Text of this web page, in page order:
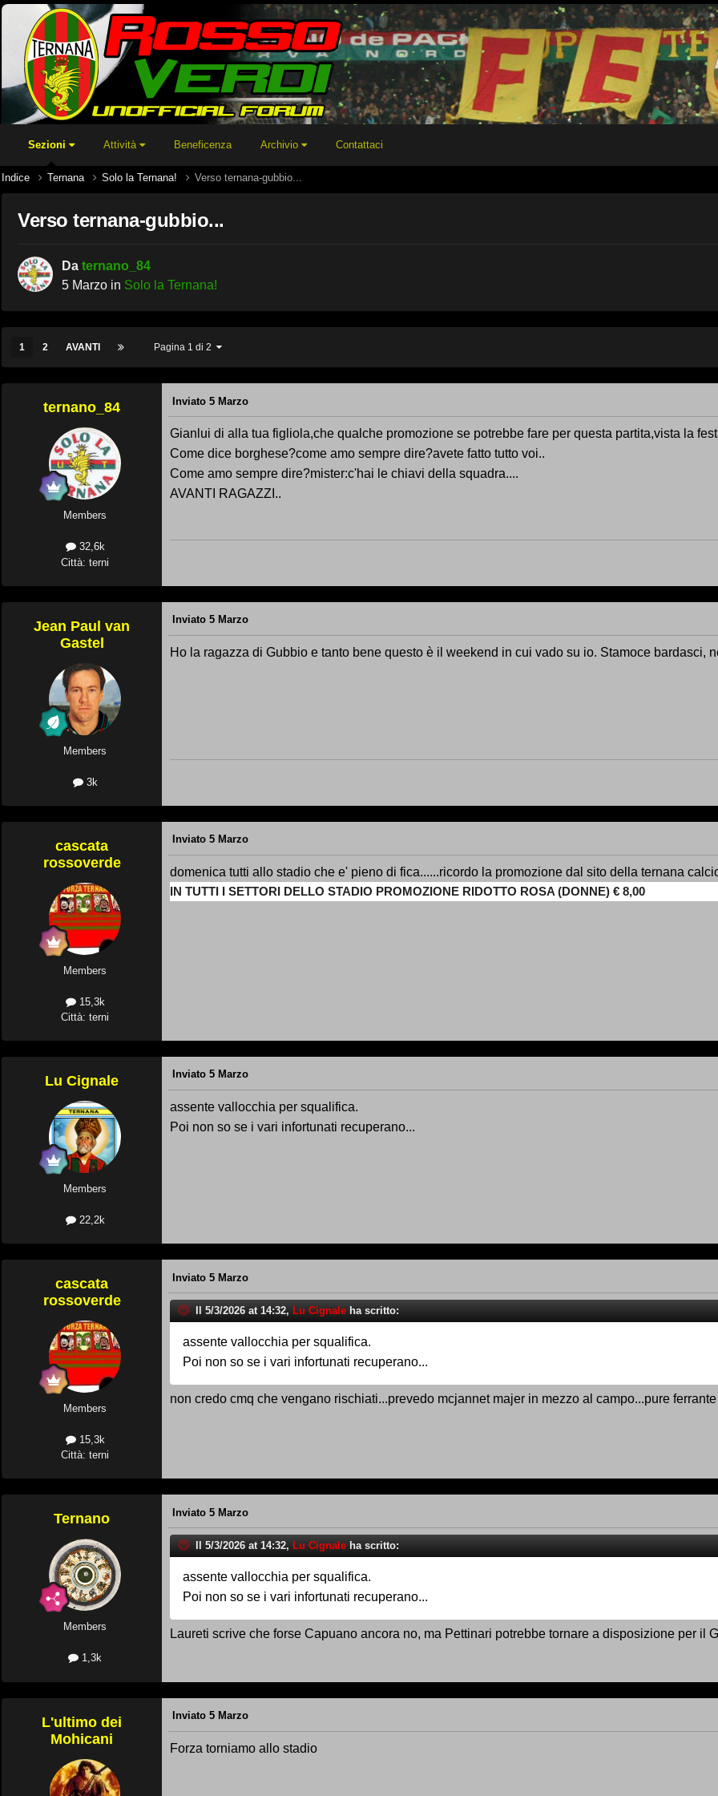
Sezioni Attività Beneficenza Archivio Contattaci
Indice Ternana Solo la Ternana! Verso ternana-gubbio...
Verso ternana-gubbio...
Da ternano_84
5 Marzo in Solo la Ternana!
1 2 AVANTI Pagina 1 di 2
ternano_84
Members
32,6k
Città: terni
Inviato 5 Marzo
Gianlui di alla tua figliola,che qualche promozione se potrebbe fare per questa partita,vista la
Come dice borghese?come amo sempre dire?avete fatto tutto voi..
Come amo sempre dire?mister:c'hai le chiavi della squadra....
AVANTI RAGAZZI..
Jean Paul van
Gastel
Members
3k
Inviato 5 Marzo
Ho la ragazza di Gubbio e tanto bene questo è il weekend in cui vado su io. Stamoce bardasci,
cascata
rossoverde
Members
15,3k
Città: terni
Inviato 5 Marzo
domenica tutti allo stadio che e' pieno di fica......ricordo la promozione dal sito della ternana
IN TUTTI I SETTORI DELLO STADIO PROMOZIONE RIDOTTO ROSA (DONNE) € 8,00
Lu Cignale
Members
22,2k
Inviato 5 Marzo
assente vallocchia per squalifica.
Poi non so se i vari infortunati recuperano...
cascata
rossoverde
Members
15,3k
Città: terni
Inviato 5 Marzo
Il 5/3/2026 at 14:32, Lu Cignale ha scritto:
assente vallocchia per squalifica.
Poi non so se i vari infortunati recuperano...
non credo cmq che vengano rischiati...prevedo mcjannet majer in mezzo al campo...pure
Ternano
Members
1,3k
Inviato 5 Marzo
Il 5/3/2026 at 14:32, Lu Cignale ha scritto:
assente vallocchia per squalifica.
Poi non so se i vari infortunati recuperano...
Laureti scrive che forse Capuano ancora no, ma Pettinari potrebbe tornare a disposizione per il
L'ultimo dei
Mohicani
Inviato 5 Marzo
Forza torniamo allo stadio